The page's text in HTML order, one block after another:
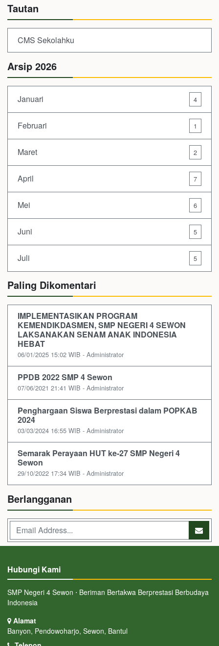
Tautan
CMS Sekolahku
Arsip 2026
Januari 4
Februari 1
Maret 2
April 7
Mei 6
Juni 5
Juli 5
Paling Dikomentari
IMPLEMENTASIKAN PROGRAM
KEMENDIKDASMEN, SMP NEGERI 4 SEWON
LAKSANAKAN SENAM ANAK INDONESIA
HEBAT
06/01/2025 15:02 WIB - Administrator
PPDB 2022 SMP 4 Sewon
07/06/2021 21:41 WIB - Administrator
Penghargaan Siswa Berprestasi dalam POPKAB
2024
03/03/2024 16:55 WIB - Administrator
Semarak Perayaan HUT ke-27 SMP Negeri 4
Sewon
29/10/2022 17:34 WIB - Administrator
Berlangganan
Hubungi Kami
SMP Negeri 4 Sewon ⋅ Beriman Bertakwa Berprestasi Berbudaya
Indonesia
Alamat
Banyon, Pendowoharjo, Sewon, Bantul